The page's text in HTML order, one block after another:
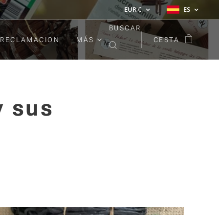
EUR€ ES
RECLAMACION MÁS
BUSCAR
CESTA
sus